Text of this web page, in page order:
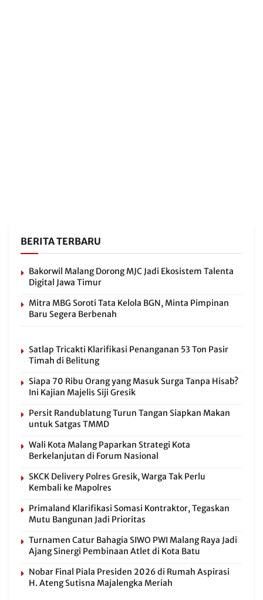
BERITA TERBARU
Bakorwil Malang Dorong MJC Jadi Ekosistem Talenta
Digital Jawa Timur
Mitra MBG Soroti Tata Kelola BGN, Minta Pimpinan
Baru Segera Berbenah
Satlap Tricakti Klarifikasi Penanganan 53 Ton Pasir
Timah di Belitung
Siapa 70 Ribu Orang yang Masuk Surga Tanpa Hisab?
Ini Kajian Majelis Siji Gresik
Persit Randublatung Turun Tangan Siapkan Makan
untuk Satgas TMMD
Wali Kota Malang Paparkan Strategi Kota
Berkelanjutan di Forum Nasional
SKCK Delivery Polres Gresik, Warga Tak Perlu
Kembali ke Mapolres
Primaland Klarifikasi Somasi Kontraktor, Tegaskan
Mutu Bangunan Jadi Prioritas
Turnamen Catur Bahagia SIWO PWI Malang Raya Jadi
Ajang Sinergi Pembinaan Atlet di Kota Batu
Nobar Final Piala Presiden 2026 di Rumah Aspirasi
H. Ateng Sutisna Majalengka Meriah